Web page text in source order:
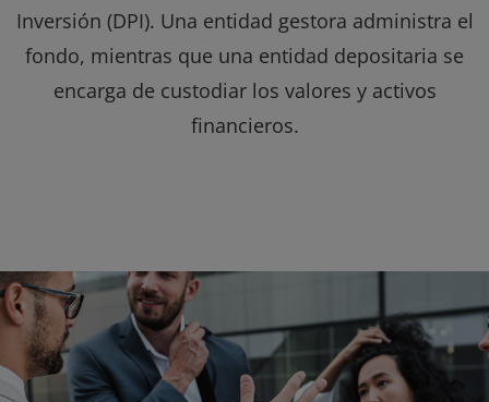
Inversión (DPI). Una entidad gestora administra el
fondo, mientras que una entidad depositaria se
encarga de custodiar los valores y activos
financieros.